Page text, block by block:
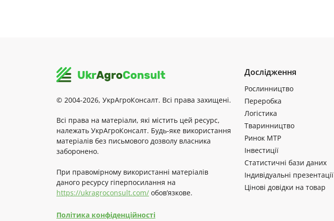
© 2004-2026, УкрАгроКонсалт. Всі права захищені.
Всі права на матеріали, які містить цей ресурс,
належать УкрАгроКонсалт. Будь-яке використання
матеріалів без письмового дозволу власника
заборонено.
При правомірному використанні матеріалів
даного ресурсу гіперпосилання на
https://ukragroconsult.com/ обов’язкове.
Політика конфіденційності
Дослідження
Рослинництво
Переробка
Логістика
Тваринництво
Ринок МТР
Інвестиції
Статистичні бази даних
Індивідуальні презентації
Цінові довідки на товар